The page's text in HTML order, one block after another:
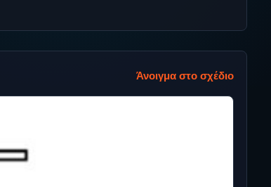
Άνοιγμα στο σχέδιο